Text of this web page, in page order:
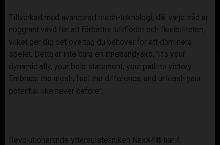
Tillverkad med avancerad mesh-teknologi, där varje tråd är
noggrant vävd för att förbättra luftflödet och flexibiliteten,
vilket ger dig det övertag du behöver för att dominera
spelet. Detta är inte bara en innebandysko, "it's your
dynamic ally, your bold statement, your path to victory.
Embrace the mesh, feel the difference, and unleash your
potential like never before".
Revolutionerande yttersulstekniken NexX4® har 4